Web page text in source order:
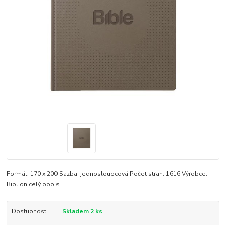
Formát: 170 x 200 Sazba: jednosloupcová Počet stran: 1616 Výrobce:
Biblion celý popis
Dostupnost Skladem 2 ks